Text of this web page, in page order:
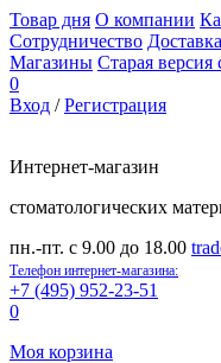
Товар дня О компании
Сотрудничество
Магазины Старая версия
0
Вход /Регистрация
Интернет-магазин
стоматологических
пн.-пт. с 9.00 до 18.00
Телефон интернет-магазина:
+7 (495) 952-23-51
0
Моя корзина